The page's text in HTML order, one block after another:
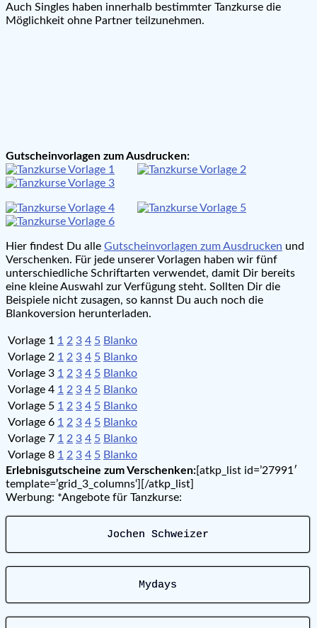
Auch Singles haben innerhalb bestimmter Tanzkurse die
Möglichkeit ohne Partner teilzunehmen.
Gutscheinvorlagen zum Ausdrucken:
Hier findest Du alle Gutscheinvorlagen zum Ausdrucken und
Verschenken. Für jede unserer Vorlagen haben wir fünf
unterschiedliche Schriftarten verwendet, damit Dir bereits
eine kleine Auswahl zur Verfügung steht. Sollten Dir die
Beispiele nicht zusagen, so kannst Du auch noch die
Blankoversion herunterladen.
Vorlage 1 1 2 3 4 5 Blanko
Vorlage 2 1 2 3 4 5 Blanko
Vorlage 3 1 2 3 4 5 Blanko
Vorlage 4 1 2 3 4 5 Blanko
Vorlage 5 1 2 3 4 5 Blanko
Vorlage 6 1 2 3 4 5 Blanko
Vorlage 7 1 2 3 4 5 Blanko
Vorlage 8 1 2 3 4 5 Blanko
Erlebnisgutscheine zum Verschenken:[atkp_list id=’27991′
template=’grid_3_columns‘][/atkp_list]
Werbung: *Angebote für Tanzkurse:
Jochen Schweizer
Mydays